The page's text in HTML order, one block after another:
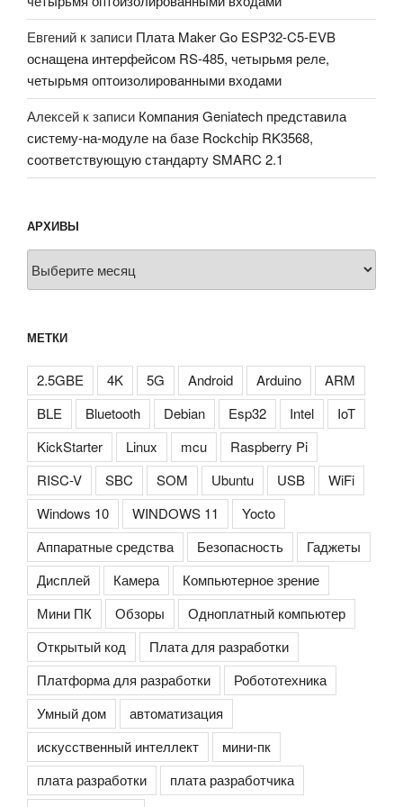
Евгений к записи Плата Maker Go ESP32-C5-EVB
оснащена интерфейсом RS-485, четырьмя реле,
четырьмя оптоизолированными входами
Алексей к записи Компания Geniatech представила
систему-на-модуле на базе Rockchip RK3568,
соответствующую стандарту SMARC 2.1
АРХИВЫ
МЕТКИ
2.5GBE 4K 5G Android Arduino
ARM
BLE
Bluetooth Debian Esp32 Intel
IoT
KickStarter
Linux mcu
Raspberry Pi
RISC-V
SBC SOM Ubuntu USB
WiFi
Windows 10
WINDOWS 11
Yocto
Аппаратные средства
Безопасность
Гаджеты
Дисплей
Камера
Компьютерное зрение
Мини ПК
Обзоры
Одноплатный компьютер
Открытый код
Плата для разработки
Платформа для разработки
Робототехника
Умный дом
автоматизация
искусственный интеллект
мини-пк
плата разработки
плата разработчика